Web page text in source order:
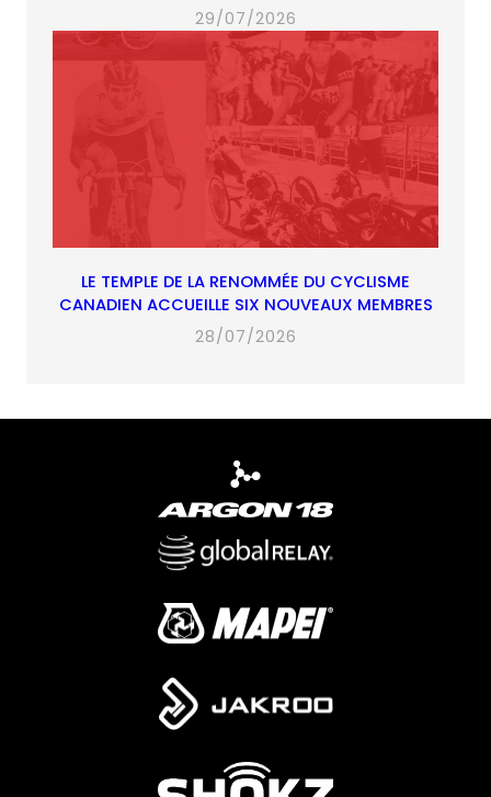
29/07/2026
LE TEMPLE DE LA RENOMMÉE DU CYCLISME
CANADIEN ACCUEILLE SIX NOUVEAUX MEMBRES
28/07/2026